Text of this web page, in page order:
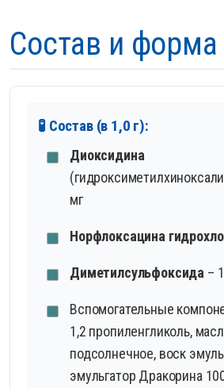
Состав и
🧪 Состав (в 1,0 г):
Диоксидина
мг
Норфлоксацина
Диметилсульфоксида –
Вспомогательные
1,2 пропиленгликоль,
подсолнечное, воск
эмульгатор Дракорина